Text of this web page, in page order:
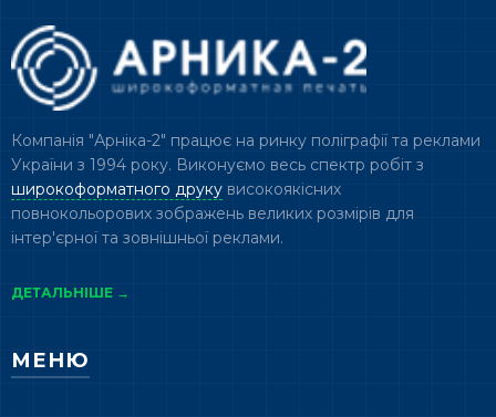
Компанія "Арніка-2" працює на ринку поліграфії та реклами
України з 1994 року. Виконуємо весь спектр робіт з
широкоформатного друкувисокоякісних
повнокольорових зображень великих розмірів для
інтер'єрної та зовнішньої реклами.
ДЕТАЛЬНІШЕ →
МЕНЮ